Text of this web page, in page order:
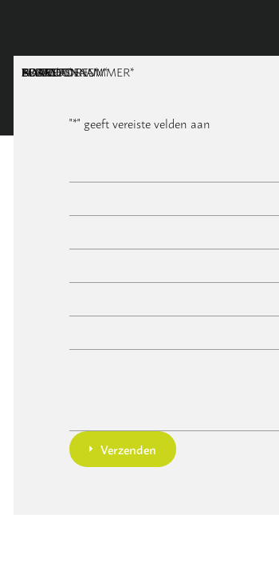
"*" geeft vereiste velden aan
NAAM*
BEDRIJFSNAAM*
E-MAILADRES*
TELEFOONNUMMER*
POSTCODE
ADRES
BERICHT*
Verzenden